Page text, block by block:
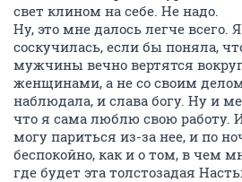
свет клином на себе. Не надо.
Ну, это мне далось легче всего.
соскучилась, если бы поняла,
мужчины вечно вертятся
женщинами, а не со своим
наблюдала, и слава богу. Ну и
что я сама люблю свою работу.
могу париться из-за нее, и по
беспокойно, как и о том, в чем
где будет эта толстозадая